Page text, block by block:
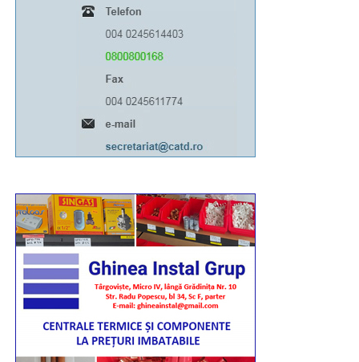
21:00. Totodată, marți, 11 august, între orele 06:00-
13:00, Bulevardul Libertății va fi închis total circulației
Având în vedere toate acestea, îi rog pe toți cei
afectați să manifeste înțelegere, răbdare și
bunăvoință”, a transmis pr. conf. univ. dr. Ionuț
Ghibanu – vicar eparhial al Arhiepiscopiei Târgoviștei.
Urmărește Incomod Media și pe Google News